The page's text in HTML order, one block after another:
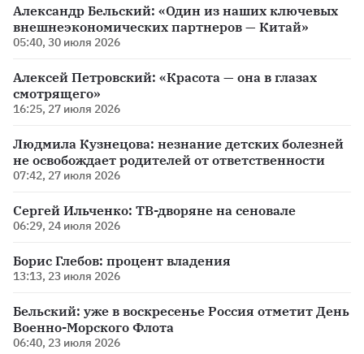
Александр Бельский: «Один из наших ключевых
внешнеэкономических партнеров — Китай»
05:40, 30 июля 2026
Алексей Петровский: «Красота — она в глазах
смотрящего»
16:25, 27 июля 2026
Людмила Кузнецова: незнание детских болезней
не освобождает родителей от ответственности
07:42, 27 июля 2026
Сергей Ильченко: ТВ-дворяне на сеновале
06:29, 24 июля 2026
Борис Глебов: процент владения
13:13, 23 июля 2026
Бельский: уже в воскресенье Россия отметит День
Военно-Морского Флота
06:40, 23 июля 2026